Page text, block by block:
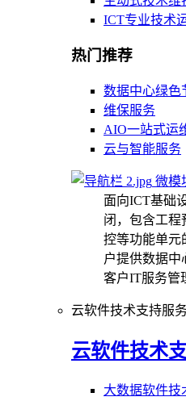
ICT专业技术
热门推荐
数据中心绿色
维保服务
AIO一站式运
云与智能服务
微模
面向ICT基础
闭，包含工程
控等功能单元
户提供数据
客户IT服务管
云软件技术支持服
云软件技术
大数据软件技